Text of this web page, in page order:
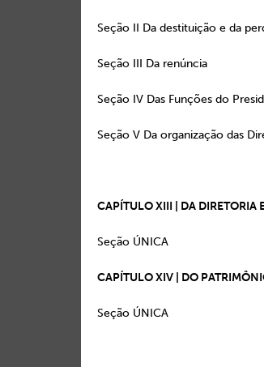
Seção II Da
Seção III
Seção IV Das Funções do
Seção V Da
CAPÍTULO XIII | DA DIRETORIA
Seção
CAPÍTULO XIV | DO
Seção